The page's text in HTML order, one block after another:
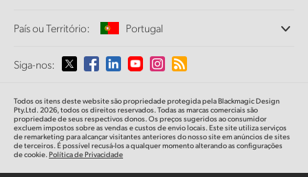
Conversão de Padrões
Monitoramento
Armazenamento em Rede
Roteamento e Distribuição
Streaming e Codificação
Sobre a Blackmagic Design
Imprensa
País ou Território: Portugal
Selecione seu país ou território
Australia
Austria
Siga-nos:
Todos os itens deste website são propriedade protegida pela Blackmagic Design
Pty.Ltd. 2026, todos os direitos reservados. Todas as marcas comerciais são
propriedade de seus respectivos donos. Os preços sugeridos ao consumidor
excluem impostos sobre as vendas e custos de envio locais. Este site utiliza serviços
de remarketing para alcançar visitantes anteriores do nosso site em anúncios de sites
de terceiros. É possível recusá-los a qualquer momento alterando as configurações
de cookie.Política de Privacidade